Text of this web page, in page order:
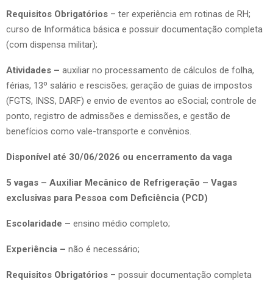
Requisitos Obrigatórios – ter experiência em rotinas de RH;
curso de Informática básica e possuir documentação completa
(com dispensa militar);
Atividades – auxiliar no processamento de cálculos de folha,
férias, 13º salário e rescisões; geração de guias de impostos
(FGTS, INSS, DARF) e envio de eventos ao eSocial; controle de
ponto, registro de admissões e demissões, e gestão de
benefícios como vale-transporte e convênios.
Disponível até 30/06/2026 ou encerramento da vaga
5 vagas – Auxiliar Mecânico de Refrigeração – Vagas
exclusivas para Pessoa com Deficiência (PCD)
Escolaridade – ensino médio completo;
Experiência – não é necessário;
Requisitos Obrigatórios – possuir documentação completa